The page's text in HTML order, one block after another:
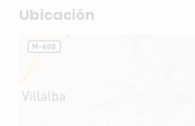
Ubicación